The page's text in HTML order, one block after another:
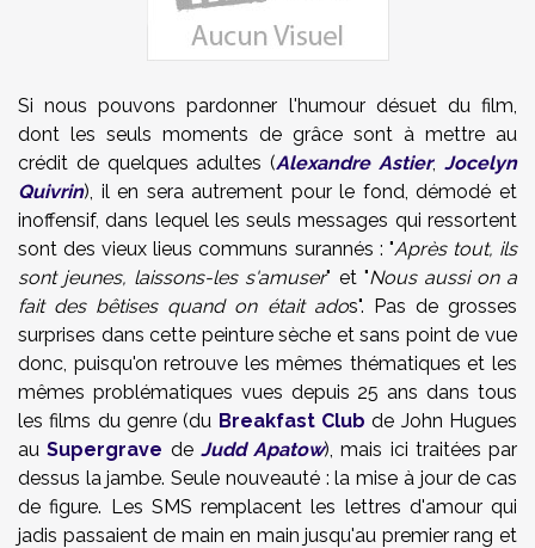
Si nous pouvons pardonner l'humour désuet du film,
dont les seuls moments de grâce sont à mettre au
crédit de quelques adultes (Alexandre Astier,Jocelyn
Quivrin), il en sera autrement pour le fond, démodé et
inoffensif, dans lequel les seuls messages qui ressortent
sont des vieux lieus communs surannés : "Après tout, ils
sont jeunes, laissons-les s'amuser" et "Nous aussi on a
fait des bêtises quand on était ados". Pas de grosses
surprises dans cette peinture sèche et sans point de vue
donc, puisqu'on retrouve les mêmes thématiques et les
mêmes problématiques vues depuis 25 ans dans tous
les films du genre (du Breakfast Club de John Hugues
auSupergrave de Judd Apatow), mais ici traitées par
dessus la jambe. Seule nouveauté : la mise à jour de cas
de figure. Les SMS remplacent les lettres d'amour qui
jadis passaient de main en main jusqu'au premier rang et